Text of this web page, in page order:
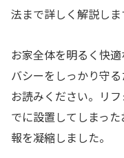
法まで詳しく解説しま
お家全体を明るく快
バシーをしっかり守
お読みください。リ
でに設置してしまっ
報を凝縮しました。